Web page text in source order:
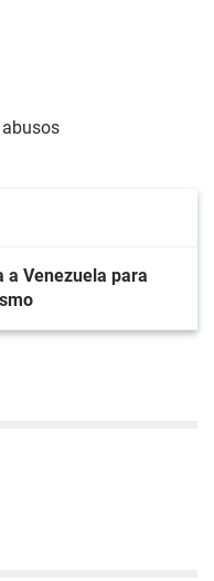
abusos
a Venezuela para